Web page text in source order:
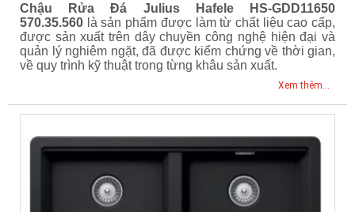
Chậu Rửa Đá Julius Hafele HS-GDD11650
570.35.560 là sản phẩm được làm từ chất liệu cao cấp,
được sản xuất trên dây chuyền công nghệ hiện đại và
quản lý nghiêm ngặt, đã được kiểm chứng về thời gian,
về quy trình kỹ thuật trong từng khâu sản xuất.
Xem thêm...